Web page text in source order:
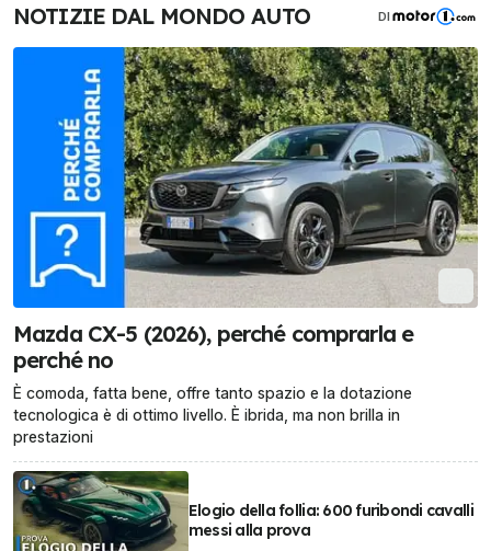
NOTIZIE DAL MONDO AUTO DI
Mazda CX-5 (2026), perché comprarla e
perché no
È comoda, fatta bene, offre tanto spazio e la dotazione
tecnologica è di ottimo livello. È ibrida, ma non brilla in
prestazioni
Elogio della follia: 600 furibondi cavalli
messi alla prova